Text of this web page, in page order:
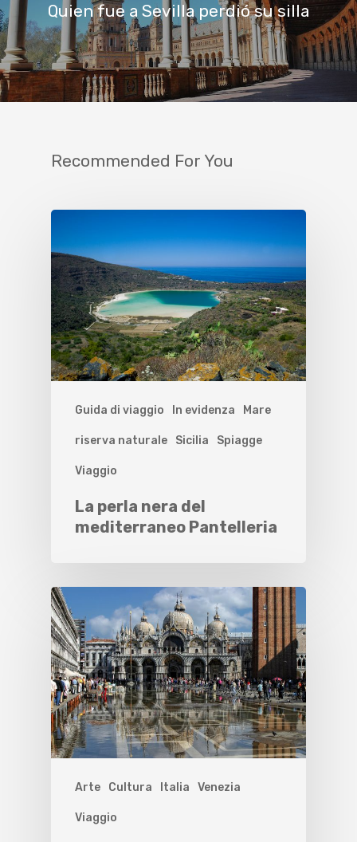
Quien fue a Sevilla perdió su silla
Recommended For You
Guida di viaggio In evidenza Mare
riserva naturale Sicilia Spiagge
Viaggio
La perla nera del
mediterraneo Pantelleria
Arte Cultura Italia Venezia
Viaggio